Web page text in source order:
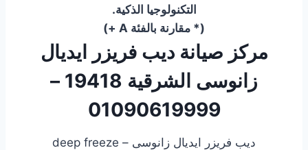
التكنولوجيا الذكية.
(* مقارنة بالفئة A +)
مركز صيانة ديب فريزر ايديال
زانوسى الشرقية 19418 –
01090619999
ديب فريزر ايديال زانوسى – deep freeze